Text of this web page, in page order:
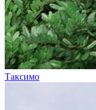
Таксимо